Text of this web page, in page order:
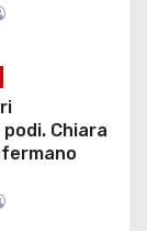
Chiara